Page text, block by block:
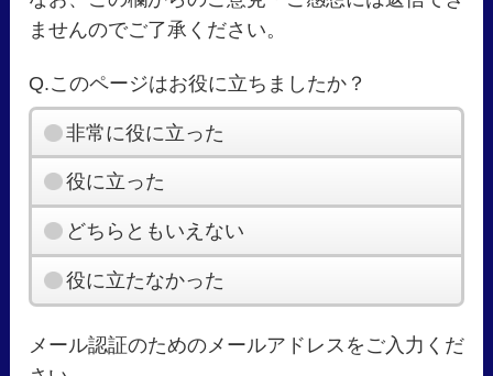
ませんのでご了承ください。
Q.このページはお役に立ちましたか？
非常に役に立った
役に立った
どちらともいえない
役に立たなかった
メール認証のためのメールアドレスをご入力くだ